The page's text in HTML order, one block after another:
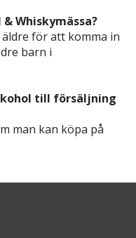
Whiskymässa?
för att komma in
barn i
till försäljning
man kan köpa på